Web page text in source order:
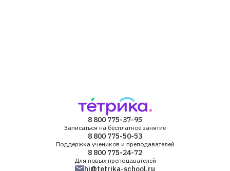
8 800 775-37-95
Записаться на бесплатное занятие
8 800 775-50-53
Поддержка учеников и преподавателей
8 800 775-24-72
Для новых преподавателей
hi@tetrika-school.ru